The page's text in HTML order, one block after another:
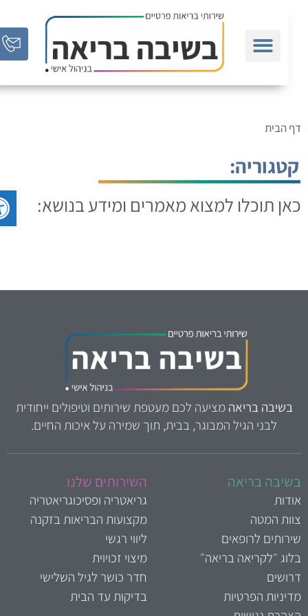
פתח
הבית
קטגוריה:
תוכלו למצוא מאמרים ומידע בנושא:
בשיבה בריאהמציעה לכם מעטפת שירותים וטיפולים ייחודית
לבני הגיל המבוגר, בבית, תוך שמירה על איכות החיים.
בריאה
המטה
לרופאים
״לקריאה בריאה״
הפרטיות
השירותים שלנו
גריאטריה ופסיכוגריאטריה
מקצועות הבריאות בזקנה
ליווי רגשי
מיצוי זכויוית
חדר כושר לגיל השלישי
בדיקות עד הבית